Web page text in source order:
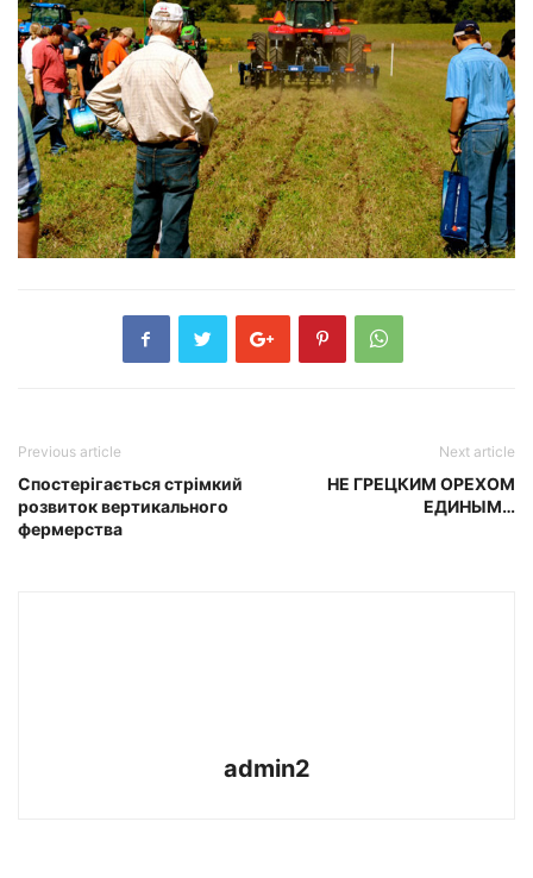
Previous article
Спостерігається стрімкий
розвиток вертикального
фермерства
Next article
НЕ ГРЕЦКИМ ОРЕХОМ
ЕДИНЫМ…
admin2